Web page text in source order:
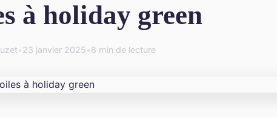
à holiday green
•23 janvier 2025•8 min de lecture